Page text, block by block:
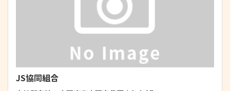
JS協同組合